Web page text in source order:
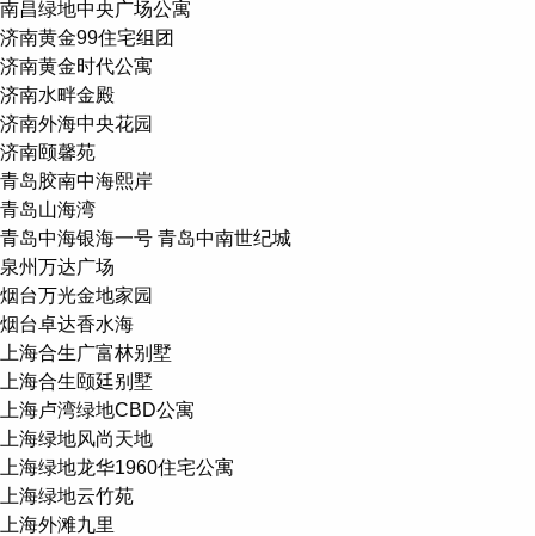
南昌绿地中央广场公寓
济南黄金99住宅组团
济南黄金时代公寓
济南水畔金殿
济南外海中央花园
济南颐馨苑
青岛胶南中海熙岸
青岛山海湾
青岛中海银海一号 青岛中南世纪城
泉州万达广场
烟台万光金地家园
烟台卓达香水海
上海合生广富林别墅
上海合生颐廷别墅
上海卢湾绿地CBD公寓
上海绿地风尚天地
上海绿地龙华1960住宅公寓
上海绿地云竹苑
上海外滩九里